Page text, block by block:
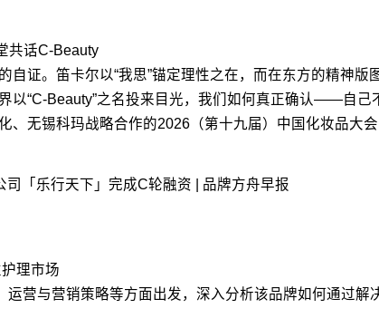
共话C-Beauty
自证。笛卡尔以“我思”锚定理性之在，而在东方的精神
以“C-Beauty”之名投来目光，我们如何真正确认——自己
无锡科玛战略合作的2026（第十九届）中国化妆品大
「乐行天下」完成C轮融资 | 品牌方舟早报
理市场
营与营销策略等方面出发，深入分析该品牌如何通过